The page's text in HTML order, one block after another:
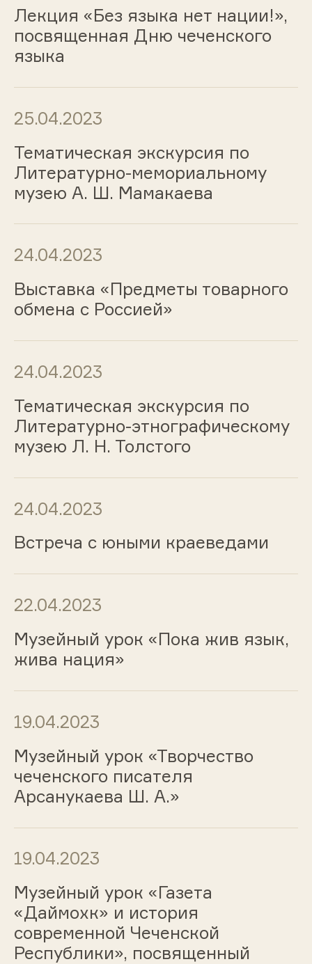
Лекция «Без языка нет нации!»,
посвященная Дню чеченского
языка
25.04.2023
Тематическая экскурсия по
Литературно-мемориальному
музею А. Ш. Мамакаева
24.04.2023
Выставка «Предметы товарного
обмена с Россией»
24.04.2023
Тематическая экскурсия по
Литературно-этнографическому
музею Л. Н. Толстого
24.04.2023
Встреча с юными краеведами
22.04.2023
Музейный урок «Пока жив язык,
жива нация»
19.04.2023
Музейный урок «Творчество
чеченского писателя
Арсанукаева Ш. А.»
19.04.2023
Музейный урок «Газета
«Даймохк» и история
современной Чеченской
Республики», посвященный